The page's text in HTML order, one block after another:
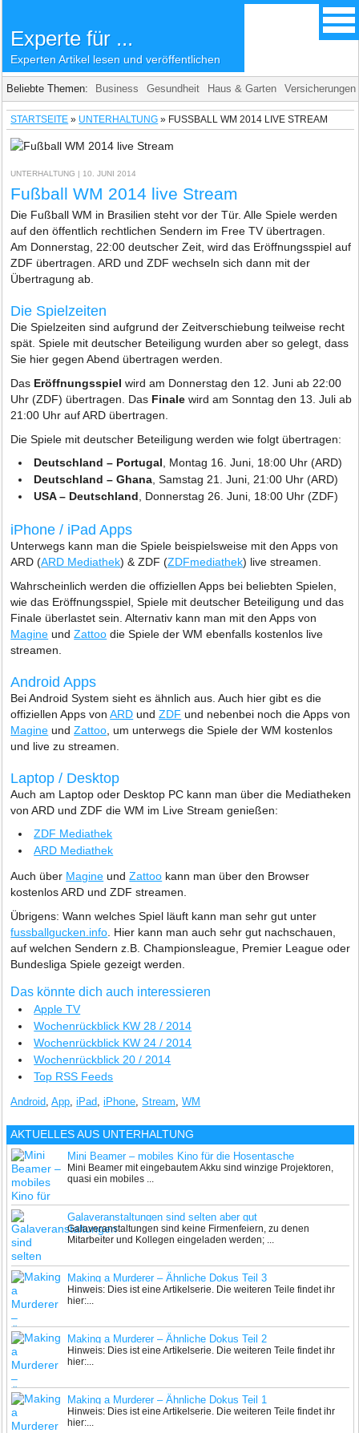
Experte für ...
Experten Artikel lesen und veröffentlichen
Beliebte Themen: Business Gesundheit Haus & Garten Versicherungen
STARTSEITE » UNTERHALTUNG » FUSSBALL WM 2014 LIVE STREAM
UNTERHALTUNG | 10. JUNI 2014
Fußball WM 2014 live Stream
Die Fußball WM in Brasilien steht vor der Tür. Alle Spiele werden
auf den öffentlich rechtlichen Sendern im Free TV übertragen.
Am Donnerstag, 22:00 deutscher Zeit, wird das Eröffnungsspiel auf
ZDF übertragen. ARD und ZDF wechseln sich dann mit der
Übertragung ab.
Die Spielzeiten
Die Spielzeiten sind aufgrund der Zeitverschiebung teilweise recht
spät. Spiele mit deutscher Beteiligung wurden aber so gelegt, dass
Sie hier gegen Abend übertragen werden.
Das Eröffnungsspiel wird am Donnerstag den 12. Juni ab 22:00
Uhr (ZDF) übertragen. Das Finale wird am Sonntag den 13. Juli ab
21:00 Uhr auf ARD übertragen.
Die Spiele mit deutscher Beteiligung werden wie folgt übertragen:
Deutschland – Portugal , Montag 16. Juni, 18:00 Uhr (ARD)
Deutschland – Ghana , Samstag 21. Juni, 21:00 Uhr (ARD)
USA – Deutschland , Donnerstag 26. Juni, 18:00 Uhr (ZDF)
iPhone / iPad Apps
Unterwegs kann man die Spiele beispielsweise mit den Apps von
ARD (ARD Mediathek) & ZDF (ZDFmediathek) live streamen.
Wahrscheinlich werden die offiziellen Apps bei beliebten Spielen,
wie das Eröffnungsspiel, Spiele mit deutscher Beteiligung und das
Finale überlastet sein. Alternativ kann man mit den Apps von
Magine undZattoo die Spiele der WM ebenfalls kostenlos live
streamen.
Android Apps
Bei Android System sieht es ähnlich aus. Auch hier gibt es die
offiziellen Apps vonARD undZDF und nebenbei noch die Apps von
Magine undZattoo , um unterwegs die Spiele der WM kostenlos
und live zu streamen.
Laptop / Desktop
Auch am Laptop oder Desktop PC kann man über die Mediatheken
von ARD und ZDF die WM im Live Stream genießen:
ZDF Mediathek
ARD Mediathek
Auch über Magine undZattoo kann man über den Browser
kostenlos ARD und ZDF streamen.
Übrigens: Wann welches Spiel läuft kann man sehr gut unter
fussballgucken.info . Hier kann man auch sehr gut nachschauen,
auf welchen Sendern z.B. Championsleague, Premier League oder
Bundesliga Spiele gezeigt werden.
Das könnte dich auch interessieren
Apple TV
Wochenrückblick KW 28 / 2014
Wochenrückblick KW 24 / 2014
Wochenrückblick 20 / 2014
Top RSS Feeds
Android,App,iPad,iPhone,Stream,WM
AKTUELLES AUS UNTERHALTUNG
Mini Beamer – mobiles Kino für die Hosentasche
Mini Beamer mit eingebautem Akku sind winzige Projektoren,
quasi ein mobiles ...
Galaveranstaltungen sind selten aber gut
Galaveranstaltungen sind keine Firmenfeiern, zu denen
Mitarbeiter und Kollegen eingeladen werden; ...
Making a Murderer – Ähnliche Dokus Teil 3
Hinweis: Dies ist eine Artikelserie. Die weiteren Teile findet ihr
hier:...
Making a Murderer – Ähnliche Dokus Teil 2
Hinweis: Dies ist eine Artikelserie. Die weiteren Teile findet ihr
hier:...
Making a Murderer – Ähnliche Dokus Teil 1
Hinweis: Dies ist eine Artikelserie. Die weiteren Teile findet ihr
hier:...